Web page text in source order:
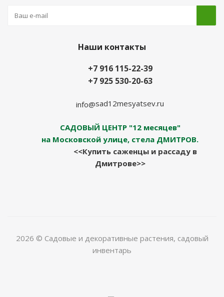
Наши контакты
+7 916 115-22-39
+7 925 530-20-63
info@sad12mesyatsev.ru
САДОВЫЙ ЦЕНТР "12 месяцев"
на Московской улице, стела ДМИТРОВ.
<<Купить саженцы и рассаду в
Дмитрове>>
2026 © Садовые и декоративные растения, садовый
инвентарь